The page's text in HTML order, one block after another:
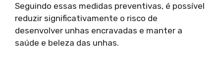
Seguindo essas medidas preventivas, é possível
reduzir significativamente o risco de
desenvolver unhas encravadas e manter a
saúde e beleza das unhas.